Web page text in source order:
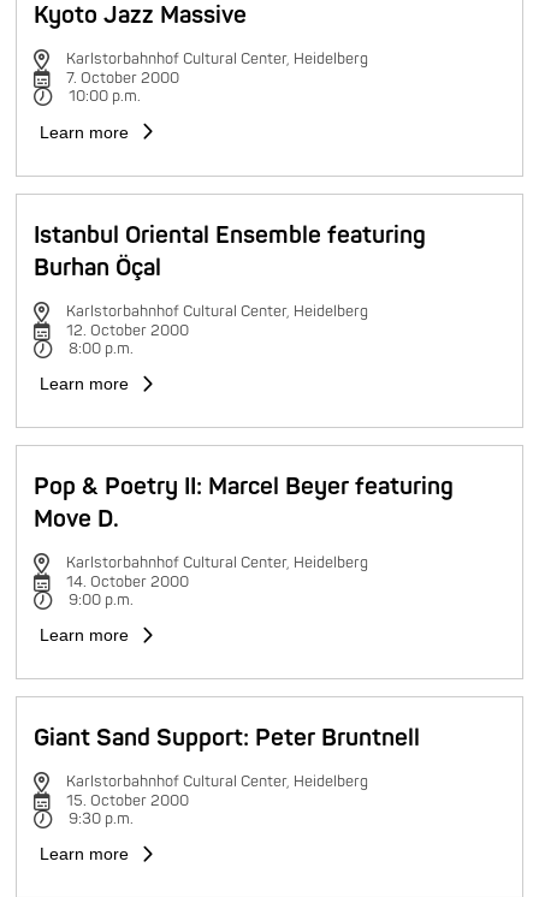
Kyoto Jazz Massive
Karlstorbahnhof Cultural Center, Heidelberg
7. October 2000
10:00 p.m.
Learn more
Istanbul Oriental Ensemble featuring
Burhan Öçal
Karlstorbahnhof Cultural Center, Heidelberg
12. October 2000
8:00 p.m.
Learn more
Pop & Poetry II: Marcel Beyer featuring
Move D.
Karlstorbahnhof Cultural Center, Heidelberg
14. October 2000
9:00 p.m.
Learn more
Giant Sand Support: Peter Bruntnell
Karlstorbahnhof Cultural Center, Heidelberg
15. October 2000
9:30 p.m.
Learn more